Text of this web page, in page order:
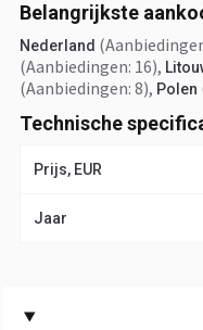
Belangrijkste
Nederland
(Aanbiedingen: 16),
(Aanbiedingen: 8), Polen
Technische
Prijs, EUR
Jaar